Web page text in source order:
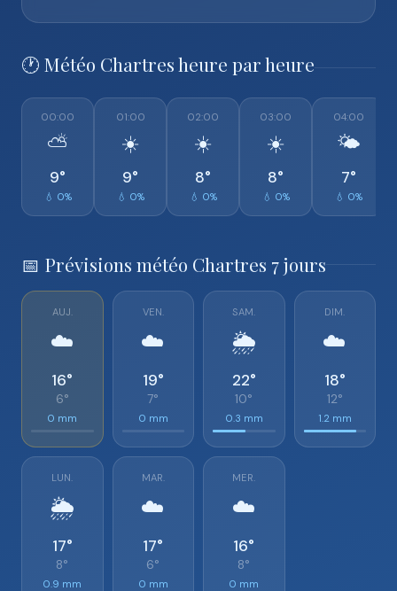
🕐 Météo Chartres heure par heure
00:00
⛅
9°
💧 0%
01:00
☀️
9°
💧 0%
02:00
☀️
8°
💧 0%
03:00
☀️
8°
💧 0%
04:00
🌤️
7°
💧 0%
📅 Prévisions météo Chartres 7 jours
AUJ.
☁️
16°
6°
0 mm
VEN.
☁️
19°
7°
0 mm
SAM.
🌦️
22°
10°
0.3 mm
DIM.
☁️
18°
12°
1.2 mm
LUN.
🌦️
17°
8°
0.9 mm
MAR.
☁️
17°
6°
0 mm
MER.
☁️
16°
8°
0 mm